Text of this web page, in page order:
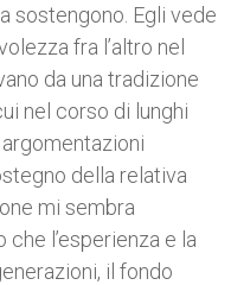
sostengono. Egli vede
fra l’altro nel
da una tradizione
nel corso di lunghi
della relativa
mi sembra
l’esperienza e la
il fondo